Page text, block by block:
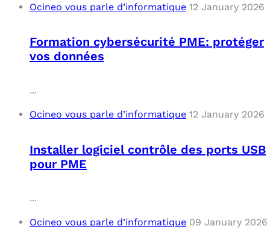
Ocineo vous parle d’informatique 12 January 2026
Formation cybersécurité PME: protéger
vos données
...
Ocineo vous parle d’informatique 12 January 2026
Installer logiciel contrôle des ports USB
pour PME
...
Ocineo vous parle d’informatique 09 January 2026